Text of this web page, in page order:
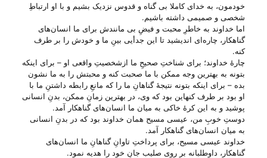
خودمون، به خدای کاملا بی‌ گناه و قدوس نزدیک بشیم و با او ارتباطِ
شخصی و صمیمی داشته باشیم.
اما خداوند به خاطرِ محبت و فیضِ بی‌ مانندش برای ما انسان‌های
گناهکار، چاره‌ای اندیشید تا این جدأیی بینِ ما و خودش را بر طرف
کنه.
چارهٔ خداوند؛ برای شناختِ صحیحِ ما ازشخصیتِ واقعی او – برای اینکه
بتونه به بهترین وجه ممکن با ما صحبت کنه و محبتش را به ما نشون
بده – برای اینکه بتونه نتیجهٔ گناهانِ ما را که مانعِ رابطه داشتنِ ما با
او بود بر طرف کنهاین بود که وی، در بهترین زمانِ ممکن، بدنِ انسانی
پوشید و به این کرهٔ خاکی به میان ما انسان‌های گناهکار آمد.
دوستِ خوبِ من، عیسی مسیح همان خداوند بود که در بدنِ انسانی
به میان انسان‌های گناهکار آمد.
خداوند عیسی مسیح، برای پرداختِ تاوانِ گناهانِ ما انسان‌های
گناهکار، داوطلبانه بر روی صلیب جانِ خود را هدیه نمود.